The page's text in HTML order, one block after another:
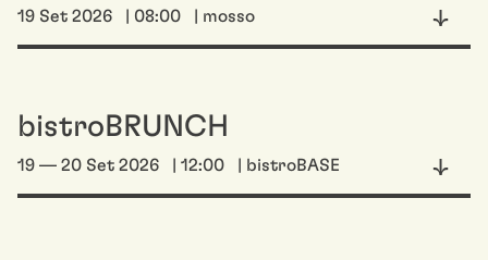
19 Set 2026 | 08:00 | mosso
bistroBRUNCH
19 — 20 Set 2026 | 12:00 | bistroBASE